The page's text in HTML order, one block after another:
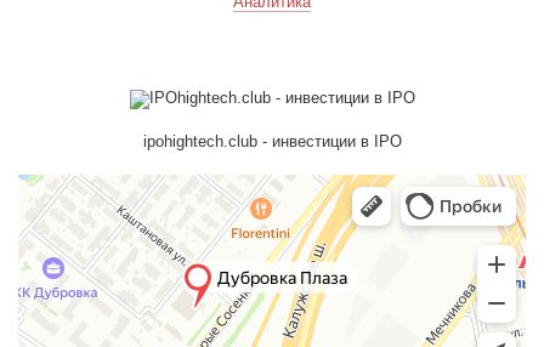
ipohightech.club - инвестиции в IPO